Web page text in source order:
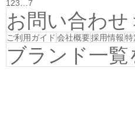
123…7
お問い合わせ
ご利用ガイド 会社概要採用情報特
ブランド一覧